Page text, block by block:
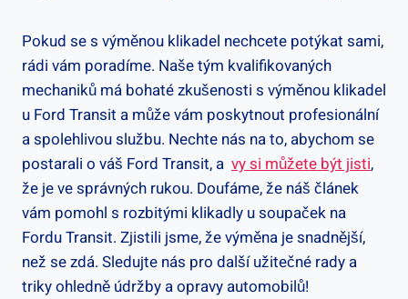
Pokud se s výměnou klikadel nechcete potýkat sami,
rádi vám poradíme. Naše tým kvalifikovaných
mechaniků má bohaté zkušenosti ⁤s výměnou klikadel
u Ford Transit a může ‌vám poskytnout profesionální
a ​spolehlivou ⁣službu. Nechte nás na to,‌ abychom se
postarali o váš Ford Transit, a ⁢ vy ​si můžete být⁤ jisti,
že je‍ ve ‌správných rukou. ⁤Doufáme, že náš⁤ článek
vám pomohl s rozbitými ⁣klikadly u ⁤soupaček na
Fordu Transit. Zjistili jsme, že výměna‍ je snadnější,
než se zdá. Sledujte nás pro ⁤další užitečné rady a
triky ohledně údržby⁣ a opravy automobilů!